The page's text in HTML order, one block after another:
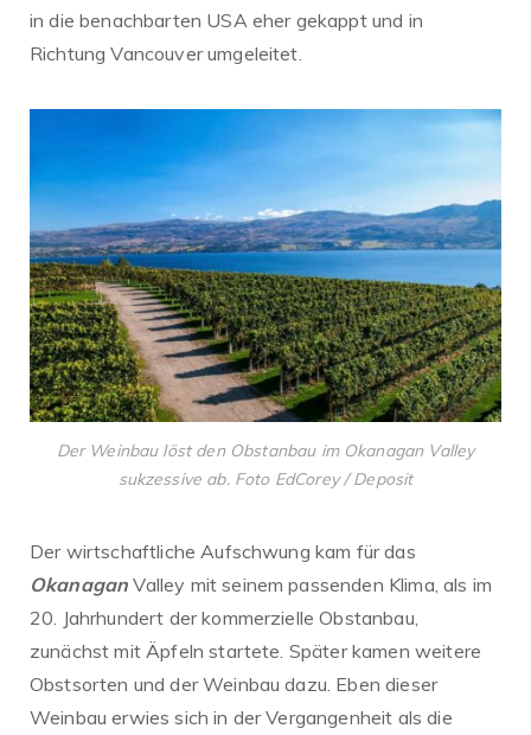
in die benachbarten USA eher gekappt und in
Richtung Vancouver umgeleitet.
Der Weinbau löst den Obstanbau im Okanagan Valley
sukzessive ab. Foto EdCorey / Deposit
Der wirtschaftliche Aufschwung kam für das
Okanagan Valley mit seinem passenden Klima, als im
20. Jahrhundert der kommerzielle Obstanbau,
zunächst mit Äpfeln startete. Später kamen weitere
Obstsorten und der Weinbau dazu. Eben dieser
Weinbau erwies sich in der Vergangenheit als die